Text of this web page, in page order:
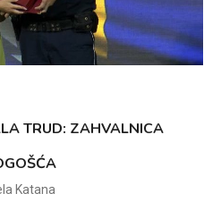
TRUD: ZAHVALNICA
Katana